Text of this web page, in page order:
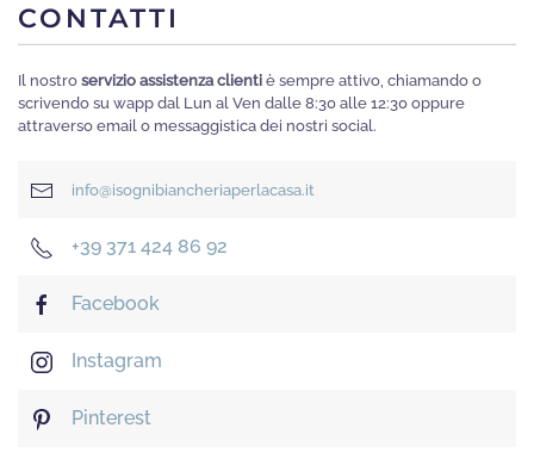
CONTATTI
Il nostro servizio assistenza clienti è sempre attivo, chiamando o
scrivendo su wapp dal Lun al Ven dalle 8:30 alle 12:30 oppure
attraverso email o messaggistica dei nostri social.
info@isognibiancheriaperlacasa.it
+39 371 424 86 92
Facebook
Instagram
Pinterest